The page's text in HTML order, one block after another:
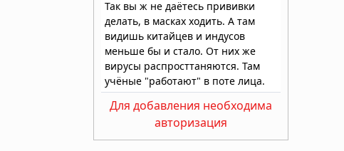
Для добавления необходима
авторизация